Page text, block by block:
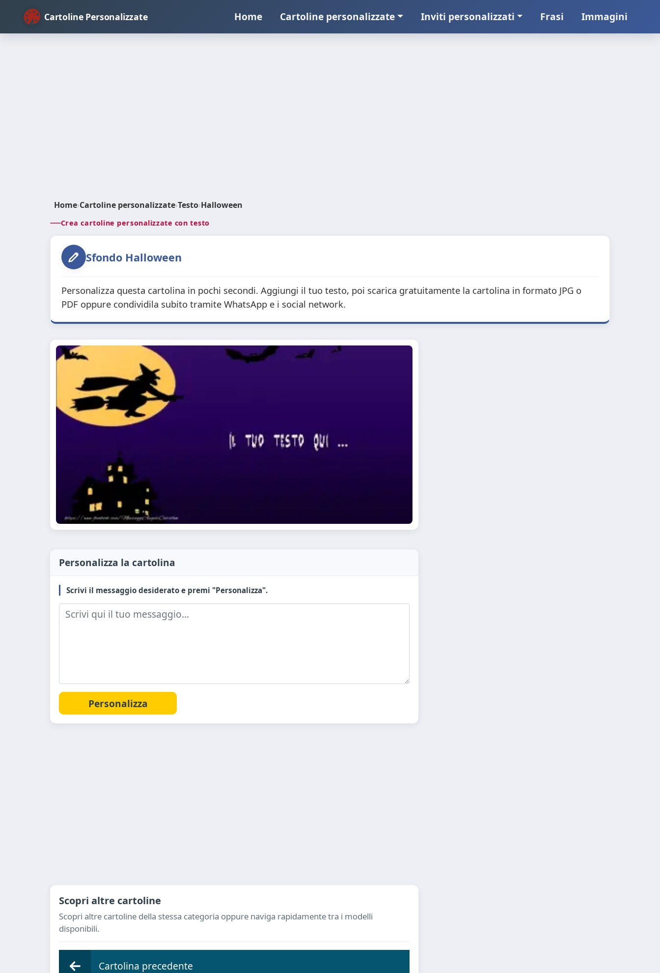
Cartoline Personalizzate Home Cartoline personalizzate Inviti personalizzati Frasi Immagini
Home›Cartoline personalizzate›Testo›Halloween
Crea cartoline personalizzate con testo
Sfondo Halloween
Personalizza questa cartolina in pochi secondi. Aggiungi il tuo testo, poi scarica gratuitamente la cartolina in formato JPG o
PDF oppure condividila subito tramite WhatsApp e i social network.
Personalizza la cartolina
Scrivi il messaggio desiderato e premi "Personalizza".
Scopri altre cartoline
Scopri altre cartoline della stessa categoria oppure naviga rapidamente tra i modelli
disponibili.
Cartolina precedente